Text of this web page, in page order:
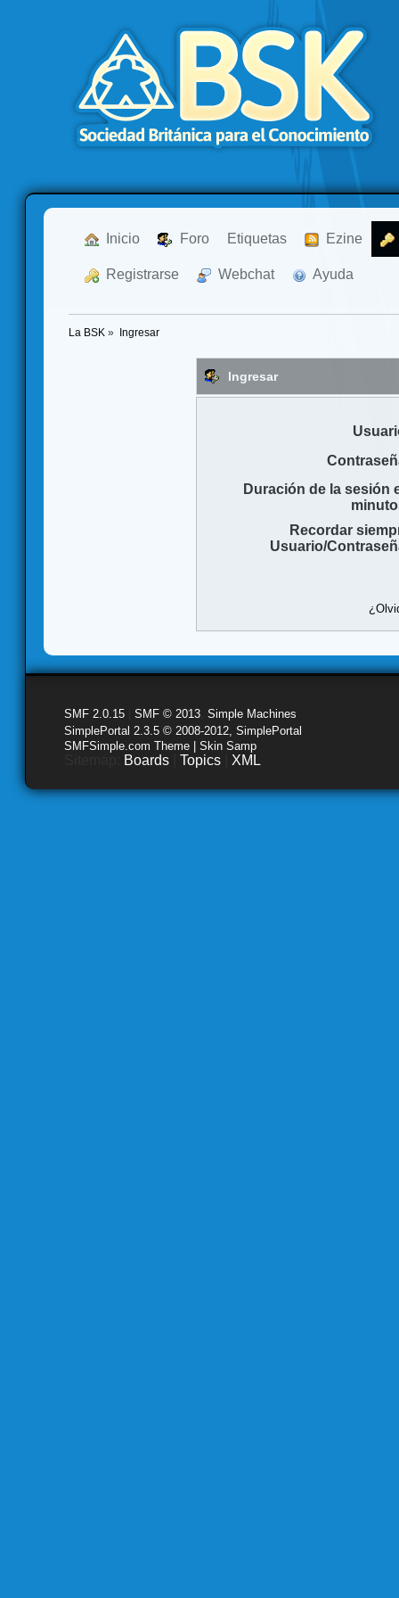
Inicio Foro Etiquetas Ezine
Registrarse Webchat Ayuda
La BSK » Ingresar
Ingresar
Duración de la sesión
Recordar
Usuario/
SMF 2.0.15 SMF © 2013 Simple Machines
SimplePortal 2.3.5 © 2008-2012, SimplePortal
SMFSimple.com Theme | Skin Samp
Boards Topics XML